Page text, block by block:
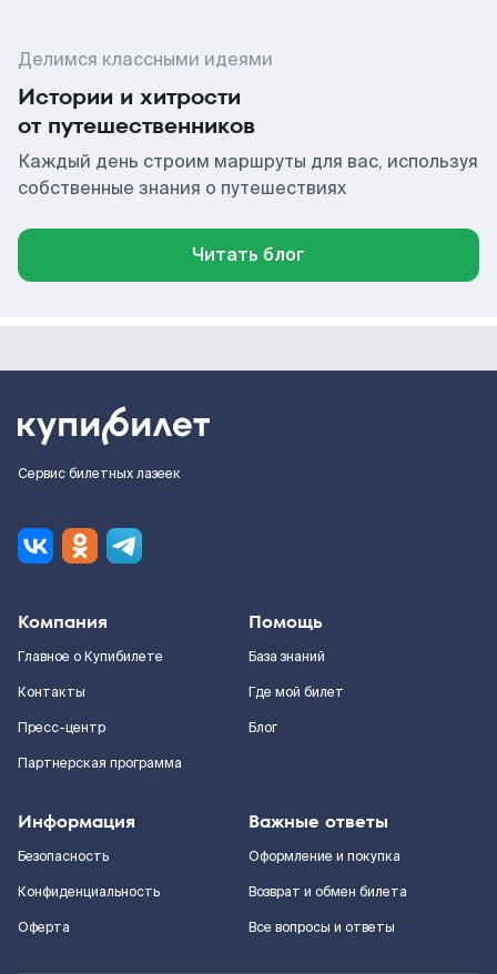
Делимся классными идеями
Истории и хитрости
от путешественников
Каждый день строим маршруты для вас, используя
собственные знания о путешествиях
Читать блог
Сервис билетных лазеек
Компания
Главное о Купибилете
Контакты
Пресс-центр
Партнерская программа
Помощь
База знаний
Где мой билет
Блог
Информация
Безопасность
Конфиденциальность
Оферта
Важные ответы
Оформление и покупка
Возврат и обмен билета
Все вопросы и ответы